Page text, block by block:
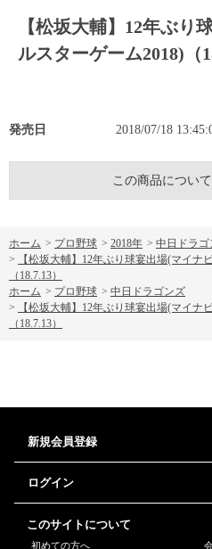
【松坂大輔】12年ぶり
ルスターゲーム2018)（
発売日 2018/07/18
この商品につい
ホーム > プロ野球 > 2018年 > 中日ドラゴ
>
【松坂大輔】12年ぶり球宴出場(マイナ
（18.7.13）
ホーム > プロ野球 > 中日ドラゴンズ
>
【松坂大輔】12年ぶり球宴出場(マイナ
（18.7.13）
新規会員登録
ログイン
このサイトについて
初めての方へ